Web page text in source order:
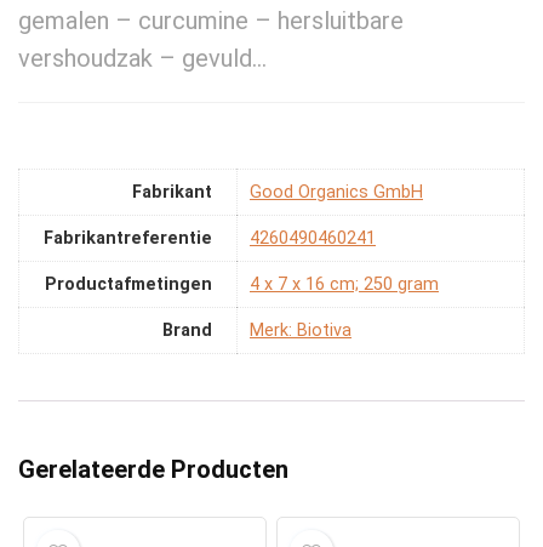
gemalen – curcumine – hersluitbare
vershoudzak – gevuld…
Fabrikant ‎Good Organics GmbH
Fabrikantreferentie ‎4260490460241
Productafmetingen ‎4 x 7 x 16 cm; 250 gram
Brand Merk: Biotiva
Gerelateerde Producten